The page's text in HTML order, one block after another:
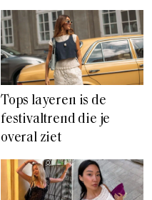
Tops layeren is de
festivaltrend die je
overal ziet